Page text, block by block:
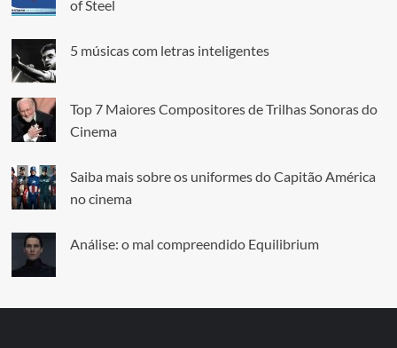
of Steel
5 músicas com letras inteligentes
Top 7 Maiores Compositores de Trilhas Sonoras do
Cinema
Saiba mais sobre os uniformes do Capitão América
no cinema
Análise: o mal compreendido Equilibrium